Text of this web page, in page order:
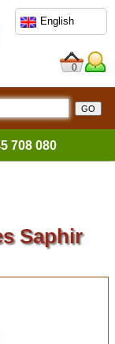
English
0
708 080
Saphir